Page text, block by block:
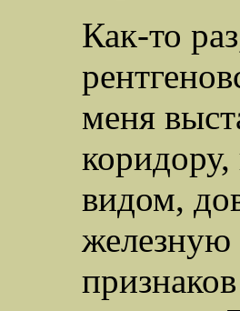
Как-то
меня
видом,
железную